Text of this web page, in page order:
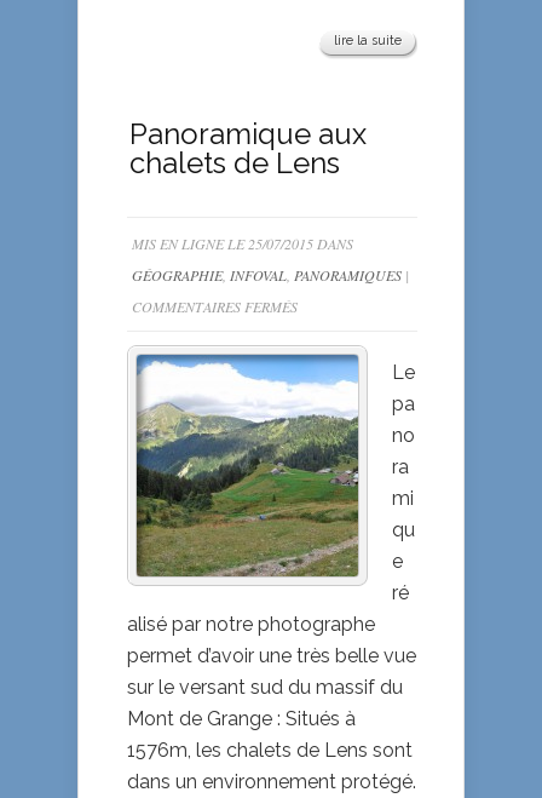
lire la suite
Panoramique aux
chalets de Lens
MIS EN LIGNE LE 25/07/2015 DANS
GÉOGRAPHIE, INFOVAL PANORAMIQUES |
COMMENTAIRES FERMÉSSUR
AUX
DE
LENS
Le
pa
no
ra
mi
qu
e
ré
alisé par notre photographe
permet d’avoir une très belle vue
sur le versant sud du massif du
Mont de Grange : Situés à
1576m, les chalets de Lens sont
dans un environnement protégé.